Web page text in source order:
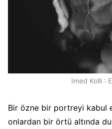
Imed Kolli :
Bir özne bir portreyi kabul
onlardan bir örtü altında